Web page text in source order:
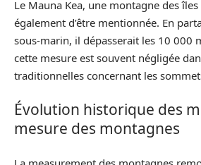
Le Mauna Kea, une montagne des
également d’être mentionnée. En
sous-marin, il dépasserait les 10 000
cette mesure est souvent négligée
traditionnelles concernant les
Évolution historique des
mesure des montagnes